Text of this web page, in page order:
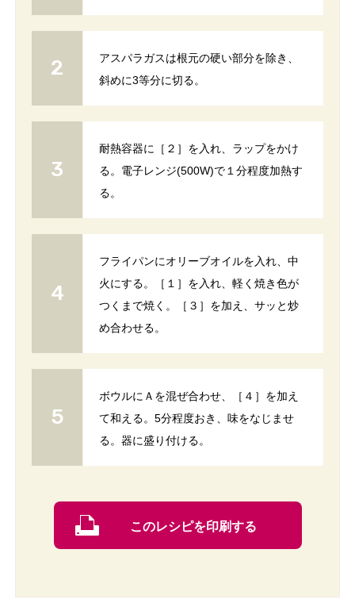
アスパラガスは根元の硬い部分を除き、
斜めに3等分に切る。
耐熱容器に［２］を入れ、ラップをかけ
る。電子レンジ(500W)で１分程度加熱す
る。
フライパンにオリーブオイルを入れ、中
火にする。［１］を入れ、軽く焼き色が
つくまで焼く。［３］を加え、サッと炒
め合わせる。
ボウルにＡを混ぜ合わせ、［４］を加え
て和える。5分程度おき、味をなじませ
る。器に盛り付ける。
このレシピを印刷する